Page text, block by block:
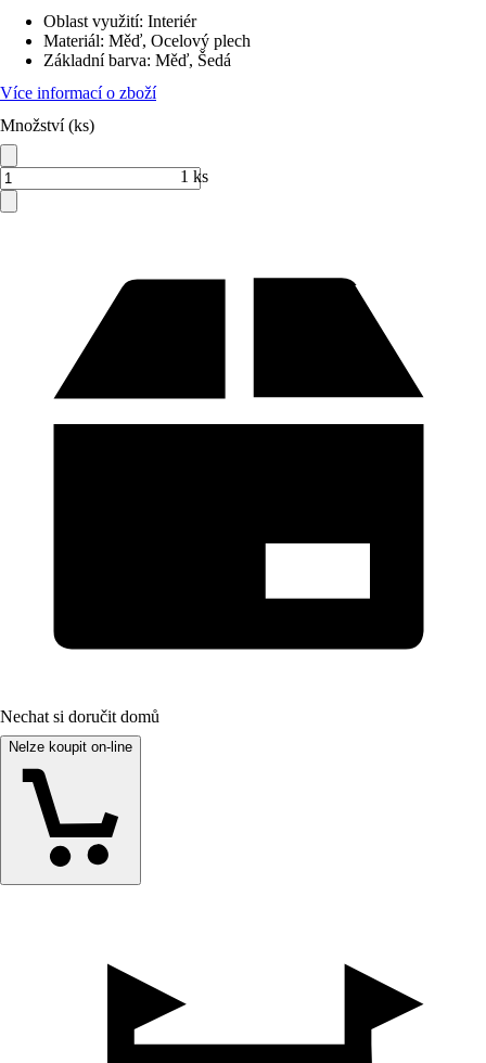
Oblast využití: Interiér
Materiál: Měď, Ocelový plech
Základní barva: Měď, Šedá
Více informací o zboží
Množství (ks)
1 ks
Nechat si doručit domů
Nelze koupit on-line